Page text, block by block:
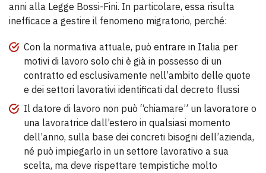
anni alla Legge Bossi-Fini. In particolare, essa risulta
inefficace a gestire il fenomeno migratorio, perché:
Con la normativa attuale, può entrare in Italia per
motivi di lavoro solo chi è già in possesso di un
contratto ed esclusivamente nell’ambito delle quote
e dei settori lavorativi identificati dal decreto flussi
Il datore di lavoro non può “chiamare” un lavoratore o
una lavoratrice dall’estero in qualsiasi momento
dell’anno, sulla base dei concreti bisogni dell’azienda,
né può impiegarlo in un settore lavorativo a sua
scelta, ma deve rispettare tempistiche molto